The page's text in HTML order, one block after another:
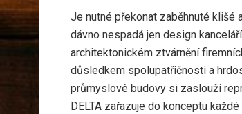
Je nutné překonat zaběhnuté klišé
dávno nespadá jen design
architektonickém ztvárnění
důsledkem spolupatřičnosti a
průmyslové budovy si zaslouží
DELTA zařazuje do konceptu